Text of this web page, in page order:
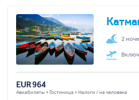
2
EUR 964
Авиабилеты + Гостиница + Налоги / на человека